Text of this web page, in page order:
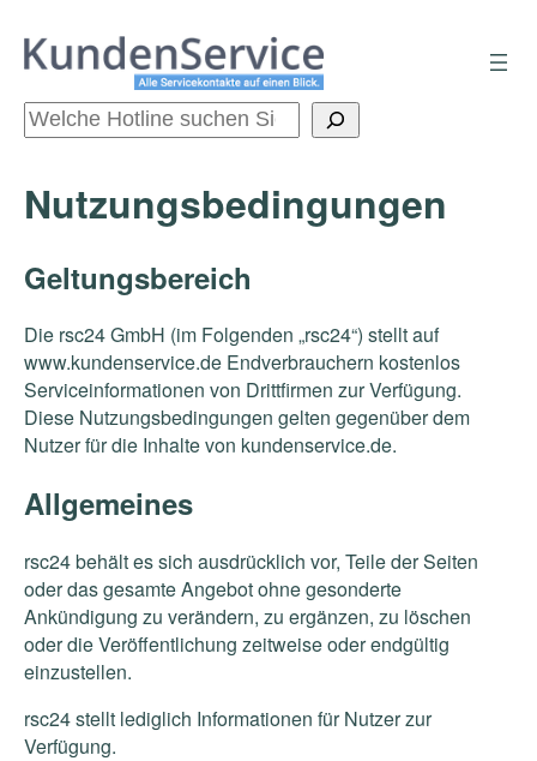
Zum
Inhalt
Suchen
Nutzungsbedingungen
Geltungsbereich
Die rsc24 GmbH (im Folgenden „rsc24“) stellt auf
www.kundenservice.de Endverbrauchern kostenlos
Serviceinformationen von Drittfirmen zur Verfügung.
Diese Nutzungsbedingungen gelten gegenüber dem
Nutzer für die Inhalte von kundenservice.de.
Allgemeines
rsc24 behält es sich ausdrücklich vor, Teile der Seiten
oder das gesamte Angebot ohne gesonderte
Ankündigung zu verändern, zu ergänzen, zu löschen
oder die Veröffentlichung zeitweise oder endgültig
einzustellen.
rsc24 stellt lediglich Informationen für Nutzer zur
Verfügung.